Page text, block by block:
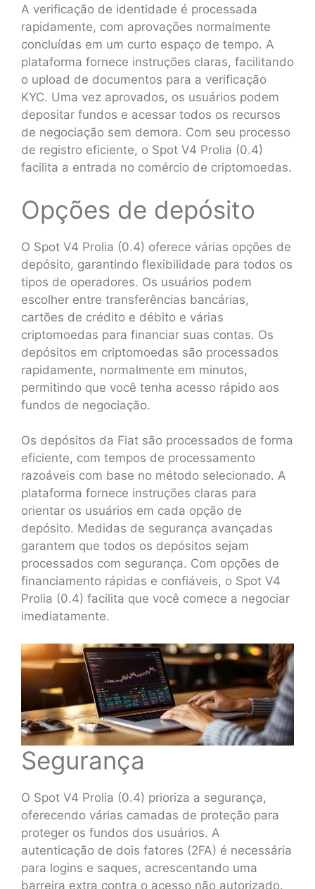
A verificação de identidade é processada
rapidamente, com aprovações normalmente
concluídas em um curto espaço de tempo. A
plataforma fornece instruções claras, facilitando
o upload de documentos para a verificação
KYC. Uma vez aprovados, os usuários podem
depositar fundos e acessar todos os recursos
de negociação sem demora. Com seu processo
de registro eficiente, o Spot V4 Prolia (0.4)
facilita a entrada no comércio de criptomoedas.
Opções de depósito
O Spot V4 Prolia (0.4) oferece várias opções de
depósito, garantindo flexibilidade para todos os
tipos de operadores. Os usuários podem
escolher entre transferências bancárias,
cartões de crédito e débito e várias
criptomoedas para financiar suas contas. Os
depósitos em criptomoedas são processados
rapidamente, normalmente em minutos,
permitindo que você tenha acesso rápido aos
fundos de negociação.
Os depósitos da Fiat são processados de forma
eficiente, com tempos de processamento
razoáveis com base no método selecionado. A
plataforma fornece instruções claras para
orientar os usuários em cada opção de
depósito. Medidas de segurança avançadas
garantem que todos os depósitos sejam
processados com segurança. Com opções de
financiamento rápidas e confiáveis, o Spot V4
Prolia (0.4) facilita que você comece a negociar
imediatamente.
Segurança
O Spot V4 Prolia (0.4) prioriza a segurança,
oferecendo várias camadas de proteção para
proteger os fundos dos usuários. A
autenticação de dois fatores (2FA) é necessária
para logins e saques, acrescentando uma
barreira extra contra o acesso não autorizado.